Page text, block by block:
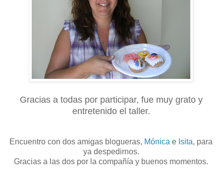
Gracias a todas por participar, fue muy grato y
entretenido el taller.
Encuentro con dos amigas blogueras, Mónica e Isita, para
ya despedirnos.
Gracias a las dos por la compañía y buenos momentos.